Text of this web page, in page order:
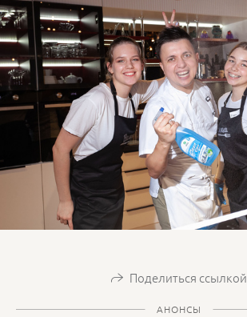
Поделиться ссылкой
АНОНСЫ